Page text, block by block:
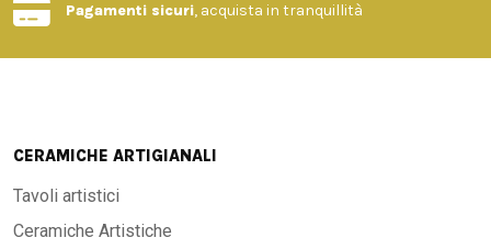
Pagamenti sicuri, acquista in tranquillità
CERAMICHE ARTIGIANALI
Tavoli artistici
Ceramiche Artistiche